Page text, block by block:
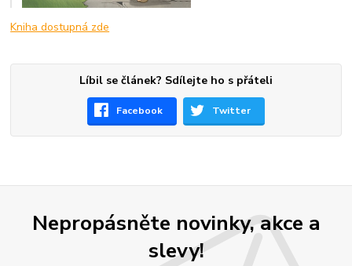
Kniha dostupná zde
Líbil se článek? Sdílejte ho s přáteli
Facebook Twitter
Nepropásněte novinky, akce a
slevy!